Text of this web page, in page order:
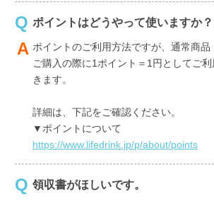
ポイントはどうやって使いますか？
ポイントのご利用方法ですが、通常商品
ご購入の際に1ポイント＝1円としてご
きます。
詳細は、下記をご確認ください。
▼ポイントについて
https://www.lifedrink.jp/p/about/points
領収書がほしいです。